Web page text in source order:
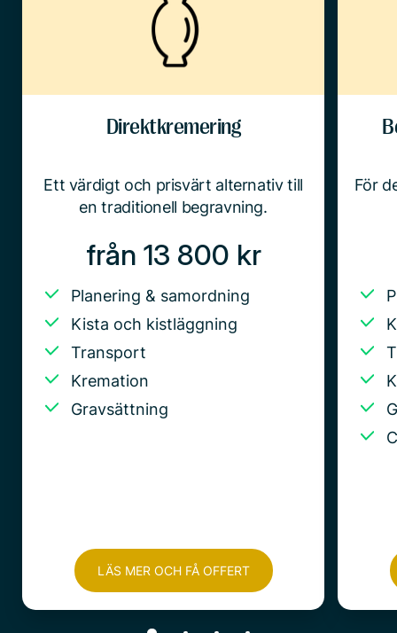
Direktkremering
Ett värdigt och prisvärt alternativ till
en traditionell begravning.
från 13 800 kr
Planering & samordning
Kista och kistläggning
Transport
Kremation
Gravsättning
LÄS MER OCH FÅ OFFERT
För